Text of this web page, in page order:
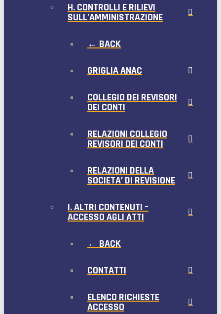
H. CONTROLLI E RILIEVI
SULL’AMMINISTRAZIONE
← BACK
GRIGLIA ANAC
COLLEGIO DEI REVISORI
DEI CONTI
RELAZIONI COLLEGIO
REVISORI DEI CONTI
RELAZIONI DELLA
SOCIETA’ DI REVISIONE
I. ALTRI CONTENUTI –
ACCESSO AGLI ATTI
← BACK
CONTATTI
ELENCO RICHIESTE
ACCESSO